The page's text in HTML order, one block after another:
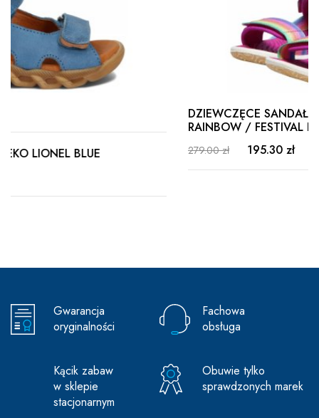
DZIEWCZĘCE SANDAŁY KEEN ELLE BACKSTRAP
279.00 zł 195.30 zł
Gwarancja
oryginalności
Fachowa
obsługa
Kącik zabaw
w sklepie
stacjonarnym
Obuwie tylko
sprawdzonych marek